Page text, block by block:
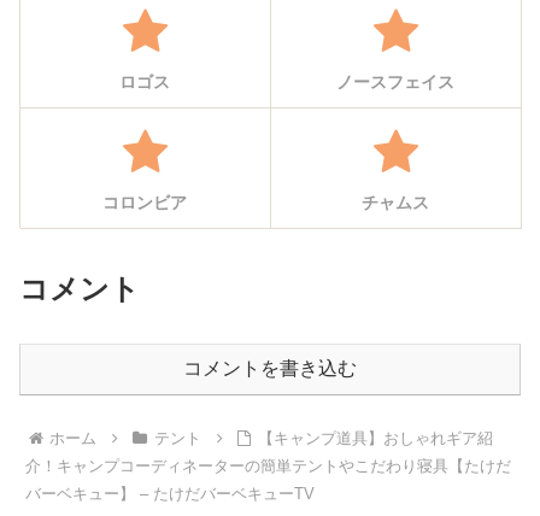
ロゴス ノースフェイス
コロンビア チャムス
コメント
コメントを書き込む
ホーム テント
【キャンプ道具】おしゃれギア紹
介！キャンプコーディネーターの簡単テントやこだわり寝具【たけだ
バーベキュー】 – たけだバーベキューTV